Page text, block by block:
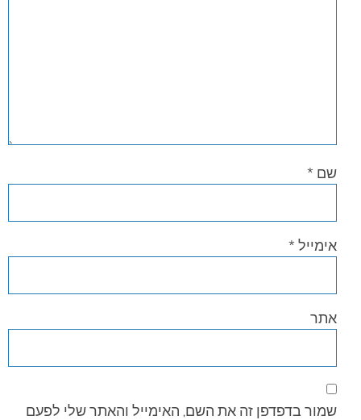
שם *
אימייל *
אתר
שמור בדפדפן זה את השם, האימייל והאתר שלי לפעם